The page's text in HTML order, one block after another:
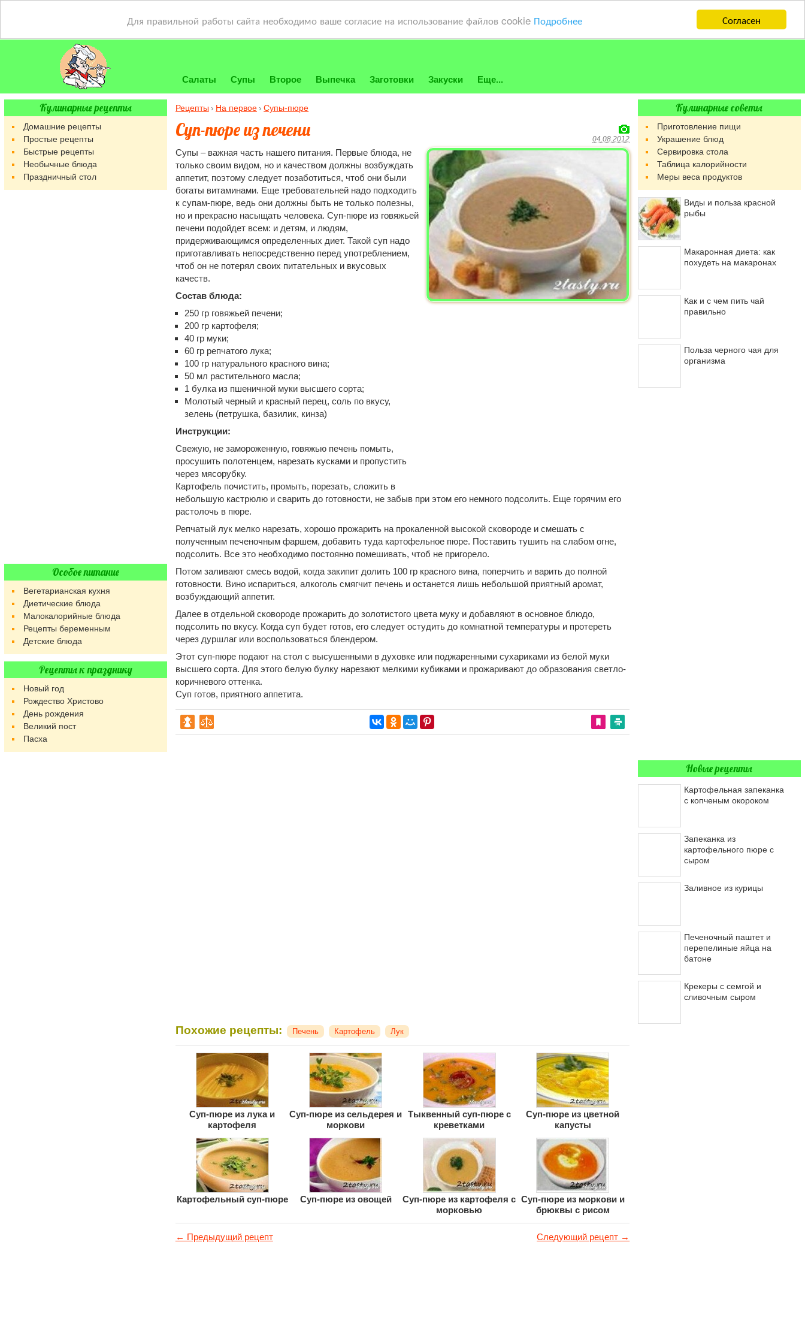
Согласен
Для правильной работы сайта необходимо ваше согласие на использование файлов cookie Подробнее
Салаты Супы Второе Выпечка Заготовки Закуски Еще...
Рецепты На первое Супы-пюре
Суп-пюре из печени 04.08.2012
Супы – важная часть нашего питания. Первые блюда, не
только своим видом, но и качеством должны возбуждать
аппетит, поэтому следует позаботиться, чтоб они были
богаты витаминами. Еще требовательней надо подходить
к супам-пюре, ведь они должны быть не только полезны,
но и прекрасно насыщать человека. Суп-пюре из говяжьей
печени подойдет всем: и детям, и людям,
придерживающимся определенных диет. Такой суп надо
приготавливать непосредственно перед употреблением,
чтоб он не потерял своих питательных и вкусовых
качеств.
Состав блюда:
250 гр говяжьей печени;
200 гр картофеля;
40 гр муки;
60 гр репчатого лука;
100 гр натурального красного вина;
50 мл растительного масла;
1 булка из пшеничной муки высшего сорта;
Молотый черный и красный перец, соль по вкусу,
зелень (петрушка, базилик, кинза)
Инструкции:
Свежую, не замороженную, говяжью печень помыть,
просушить полотенцем, нарезать кусками и пропустить
через мясорубку.
Картофель почистить, промыть, порезать, сложить в
небольшую кастрюлю и сварить до готовности, не забыв при этом его немного подсолить. Еще горячим его
растолочь в пюре.
Репчатый лук мелко нарезать, хорошо прожарить на прокаленной высокой сковороде и смешать с
полученным печеночным фаршем, добавить туда картофельное пюре. Поставить тушить на слабом огне,
подсолить. Все это необходимо постоянно помешивать, чтоб не пригорело.
Потом заливают смесь водой, когда закипит долить 100 гр красного вина, поперчить и варить до полной
готовности. Вино испариться, алкоголь смягчит печень и останется лишь небольшой приятный аромат,
возбуждающий аппетит.
Далее в отдельной сковороде прожарить до золотистого цвета муку и добавляют в основное блюдо,
подсолить по вкусу. Когда суп будет готов, его следует остудить до комнатной температуры и протереть
через дуршлаг или воспользоваться блендером.
Этот суп-пюре подают на стол с высушенными в духовке или поджаренными сухариками из белой муки
высшего сорта. Для этого белую булку нарезают мелкими кубиками и прожаривают до образования светло-
коричневого оттенка.
Суп готов, приятного аппетита.
Похожие рецепты: Печень Картофель Лук
Суп-пюре из лука и
картофеля
Суп-пюре из сельдерея и
моркови
Тыквенный суп-пюре с
креветками
Суп-пюре из цветной
капусты
Картофельный суп-пюре Суп-пюре из овощей
Суп-пюре из картофеля с
морковью
Суп-пюре из моркови и
брюквы с рисом
← Предыдущий рецепт Следующий рецепт →
Кулинарные рецепты
Домашние рецепты
Простые рецепты
Быстрые рецепты
Необычные блюда
Праздничный стол
Особое питание
Вегетарианская кухня
Диетические блюда
Малокалорийные блюда
Рецепты беременным
Детские блюда
Рецепты к празднику
Новый год
Рождество Христово
День рождения
Великий пост
Пасха
Кулинарные советы
Приготовление пищи
Украшение блюд
Сервировка стола
Таблица калорийности
Меры веса продуктов
Виды и польза красной
рыбы
Макаронная диета: как
похудеть на макаронах
Как и с чем пить чай
правильно
Польза черного чая для
организма
Новые рецепты
Картофельная запеканка
с копченым окороком
Запеканка из
картофельного пюре с
сыром
Заливное из курицы
Печеночный паштет и
перепелиные яйца на
батоне
Крекеры с семгой и
сливочным сыром